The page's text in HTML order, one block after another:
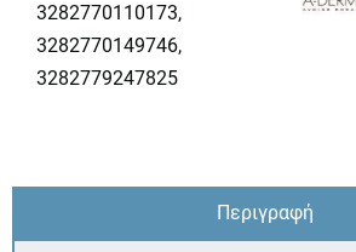
3282770110173,
3282770149746,
3282779247825
Περιγραφή